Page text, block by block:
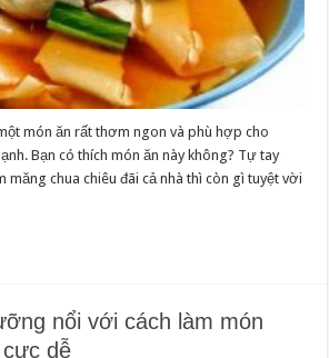
món ăn rất thơm ngon và phù hợp cho
Bạn có thích món ăn này không? Tự tay
măng chua chiêu đãi cả nhà thì còn gì tuyệt vời
nổi với cách làm món
dễ